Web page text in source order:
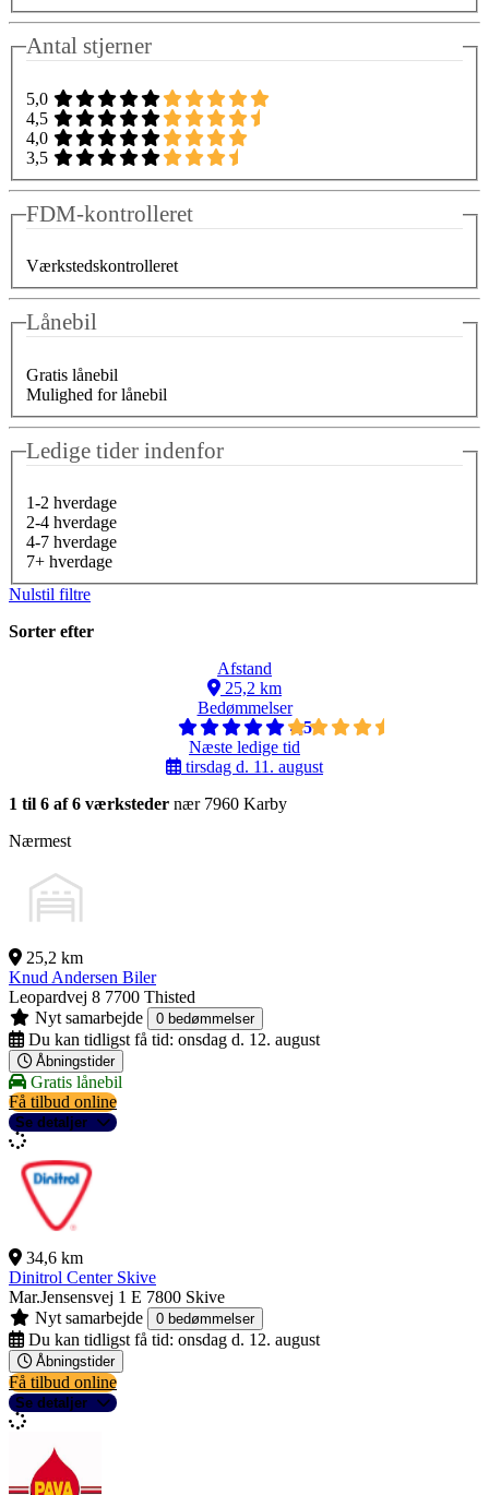
Antal stjerner
5,0
4,5
4,0
3,5
FDM-kontrolleret
Værkstedskontrolleret
Lånebil
Gratis lånebil
Mulighed for lånebil
Ledige tider indenfor
1-2 hverdage
2-4 hverdage
4-7 hverdage
7+ hverdage
Nulstil filtre
Sorter efter
Afstand
25,2 km
Bedømmelser
4,5
Næste ledige tid
tirsdag d. 11. august
1 til 6 af 6 værksteder nær 7960 Karby
Nærmest
25,2 km
Knud Andersen Biler
Leopardvej 8 7700 Thisted
Nyt samarbejde
0 bedømmelser
Du kan tidligst få tid: onsdag d. 12. august
Åbningstider
Gratis lånebil
Få tilbud online
Se detaljer
34,6 km
Dinitrol Center Skive
Mar.Jensensvej 1 E 7800 Skive
Nyt samarbejde
0 bedømmelser
Du kan tidligst få tid: onsdag d. 12. august
Åbningstider
Få tilbud online
Se detaljer